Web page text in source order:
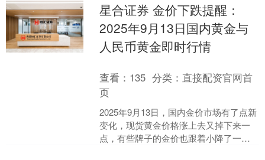
星合证券 金价下跌提醒：
2025年9月13日国内黄金与
人民币黄金即时行情
查看： 135 分类： 直接配资官网首
页
2025年9月13日，国内金价市场有了点新
变化，现货黄金价格涨上去又掉下来一
点，有些牌子的金价也跟着小降了一